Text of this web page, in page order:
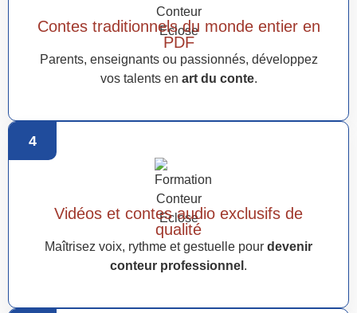
Contes traditionnels du monde entier en
PDF
Parents, enseignants ou passionnés, développez
vos talents en art du conte.
4
Vidéos et contes audio exclusifs de
qualité
Maîtrisez voix, rythme et gestuelle pour devenir
conteur professionnel .